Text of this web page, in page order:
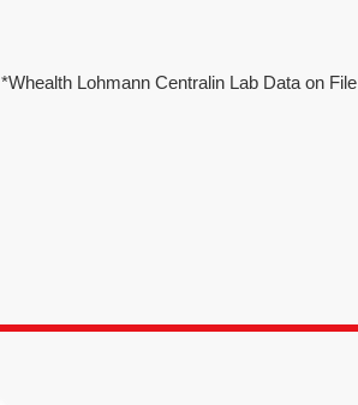
*Whealth Lohmann Centralin Lab Data on File